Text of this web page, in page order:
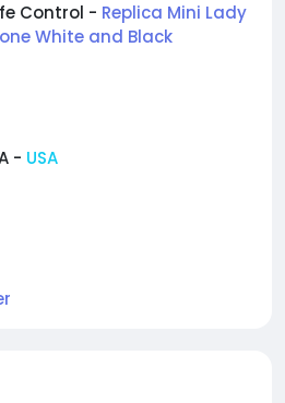
Control - Replica Mini Lady
White and Black
- USA